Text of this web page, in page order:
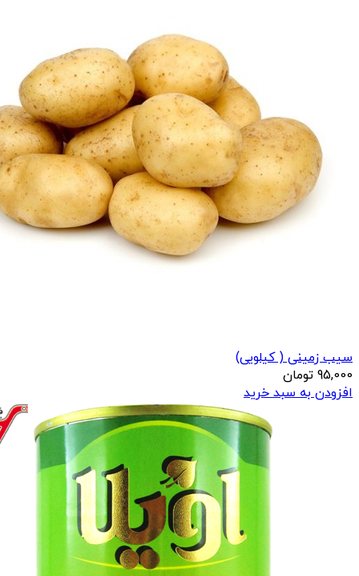
سیب زمینی ( کیلویی)
95,000 تومان
افزودن به سبد خرید